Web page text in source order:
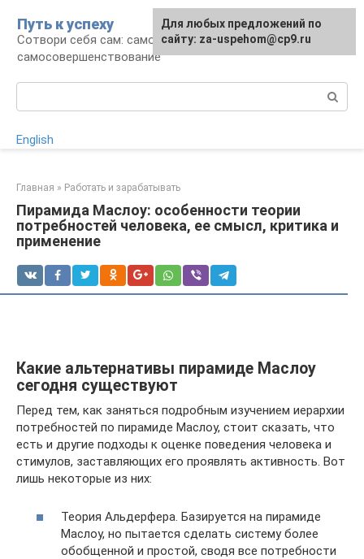
контенту
Путь к успеху
Сотвори себя сам: саморазвитие и
самосовершенствование
English
Главная » Работать и зарабатывать
Пирамида Маслоу: особенности теории
потребностей человека, ее смысл, критика и
применение
Какие альтернативы пирамиде Маслоу
сегодня существуют
Перед тем, как заняться подробным изучением иерархии
потребностей по пирамиде Маслоу, стоит сказать, что
есть и другие подходы к оценке поведения человека и
стимулов, заставляющих его проявлять активность. Вот
лишь некоторые из них:
Теория Альдерфера. Базируется на пирамиде
Маслоу, но пытается сделать систему более
обобщенной и простой, сводя все потребности
Для любых предложений по
сайту: za-uspehom@cp9.ru